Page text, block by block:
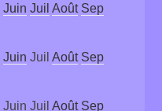
Juin Juil Août Sep
Juin Juil Août Sep
Juin Juil Août Sep